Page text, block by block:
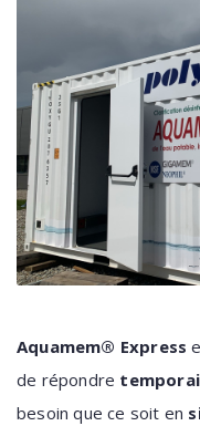
Aquamem® Express
de répondre
besoin que ce soit en